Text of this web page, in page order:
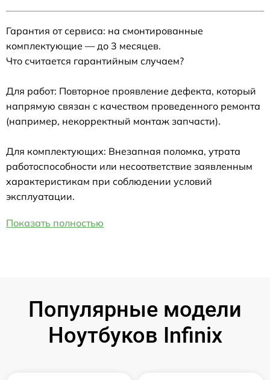
Гарантия от сервиса: на смонтированные
комплектующие — до 3 месяцев.
Что считается гарантийным случаем?
Для работ: Повторное проявление дефекта, который
напрямую связан с качеством проведенного ремонта
(например, некорректный монтаж запчасти).
Для комплектующих: Внезапная поломка, утрата
работоспособности или несоответствие заявленным
характеристикам при соблюдении условий
эксплуатации.
Показать полностью
Популярные модели
Ноутбуков Infinix